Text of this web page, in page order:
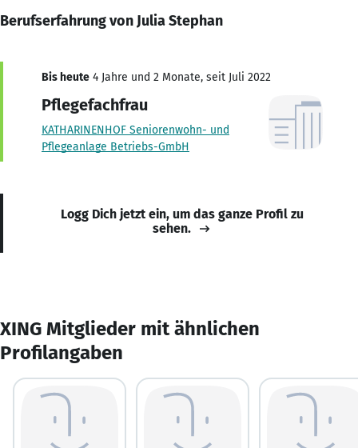
Berufserfahrung von Julia Stephan
Bis heute 4 Jahre und 2 Monate, seit Juli 2022
Pflegefachfrau
KATHARINENHOF Seniorenwohn- und
Pflegeanlage Betriebs-GmbH
Logg Dich jetzt ein, um das ganze Profil zu
sehen.
XING Mitglieder mit ähnlichen
Profilangaben